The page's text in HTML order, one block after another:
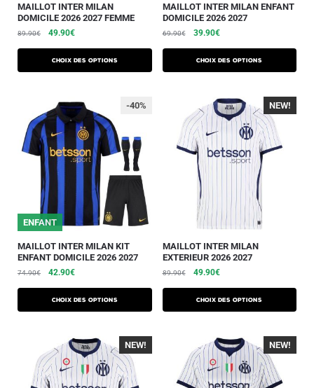
MAILLOT INTER MILAN
DOMICILE 2026 2027 FEMME
89.90€ 49.90€
Choix des options
MAILLOT INTER MILAN ENFANT
DOMICILE 2026 2027
69.90€ 39.90€
Choix des options
ENFANT
-40%
MAILLOT INTER MILAN KIT
ENFANT DOMICILE 2026 2027
74.90€ 42.90€
Choix des options
-40%
NEW!
MAILLOT INTER MILAN
EXTERIEUR 2026 2027
89.90€ 49.90€
Choix des options
-40%
NEW! -40%
NEW!